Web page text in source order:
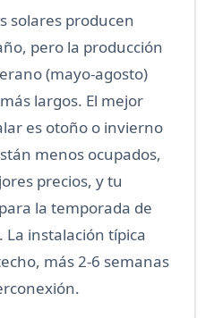
solares producen
pero la producción
(mayo-agosto)
largos. El mejor
es otoño o invierno
menos ocupados,
precios, y tu
la temporada de
instalación típica
más 2-6 semanas